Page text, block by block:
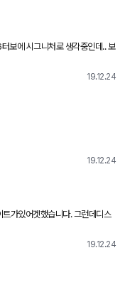
요??
19.12.24
19.12.24
가있어겟했습니다. 그런데디스
을까요? 애들도있고해서살짝걱
19.12.24